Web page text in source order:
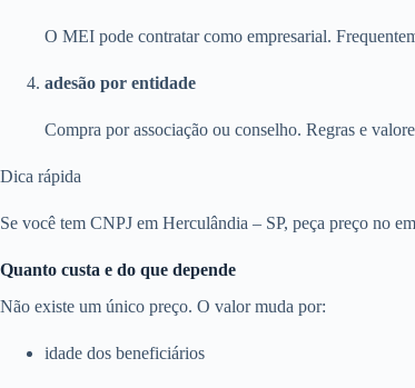
O MEI pode contratar como empresarial.
adesão por entidade
Compra por associação ou conselho. Regras e
Dica rápida
Se você tem CNPJ em Herculândia – SP, peça preço no
Quanto custa e do que depende
Não existe um único preço. O valor muda por:
idade dos beneficiários